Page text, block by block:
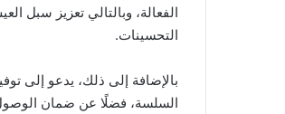
الفعالة، وبالتالي تعزيز سبل
التحسينات.
بالإضافة إلى ذلك، يدعو إلى
السلسة، فضلًا عن ضمان الوصول